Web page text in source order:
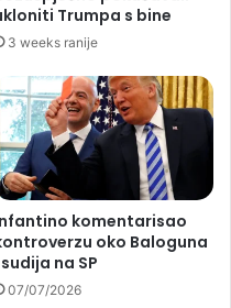
Trumpa s bine
3 weeks ranije
komentarisao
oko Baloguna
na SP
07/07/2026